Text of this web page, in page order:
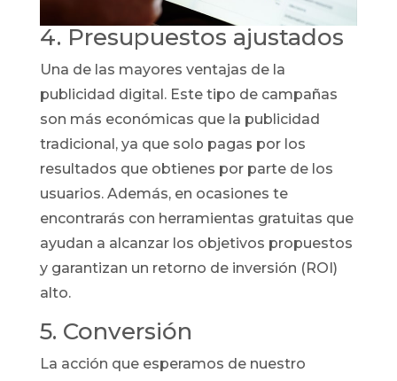
4. Presupuestos ajustados
Una de las mayores ventajas de la
publicidad digital. Este tipo de campañas
son más económicas que la publicidad
tradicional, ya que solo pagas por los
resultados que obtienes por parte de los
usuarios. Además, en ocasiones te
encontrarás con herramientas gratuitas que
ayudan a alcanzar los objetivos propuestos
y garantizan un retorno de inversión (ROI)
alto.
5. Conversión
La acción que esperamos de nuestro